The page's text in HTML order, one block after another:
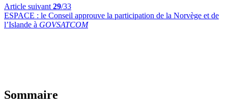
Article suivant 29/33
ESPACE : le Conseil approuve la participation de la Norvège et de
l’Islande à GOVSATCOM
Sommaire